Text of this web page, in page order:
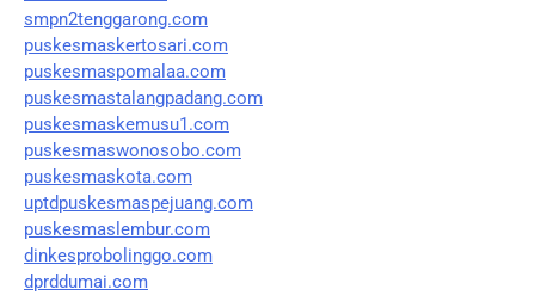
smpn2tenggarong.com
puskesmaskertosari.com
puskesmaspomalaa.com
puskesmastalangpadang.com
puskesmaskemusu1.com
puskesmaswonosobo.com
puskesmaskota.com
uptdpuskesmaspejuang.com
puskesmaslembur.com
dinkesprobolinggo.com
dprddumai.com